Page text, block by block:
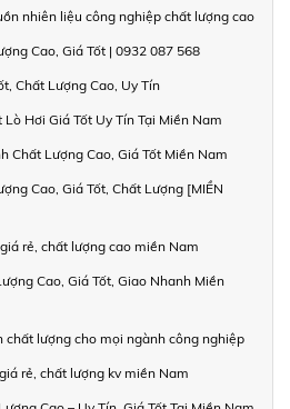
nhiên liệu công nghiệp chất lượng cao
Cao, Giá Tốt | 0932 087 568
Chất Lượng Cao, Uy Tín
Hơi Giá Tốt Uy Tín Tại Miền Nam
Chất Lượng Cao, Giá Tốt Miền Nam
Cao, Giá Tốt, Chất Lượng [MIỀN
rẻ, chất lượng cao miền Nam
Cao, Giá Tốt, Giao Nhanh Miền
chất lượng cho mọi ngành công nghiệp
rẻ, chất lượng kv miền Nam